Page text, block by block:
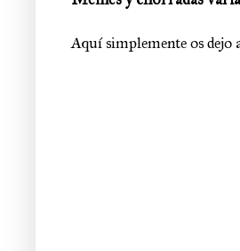
Aquí simplemente os dejo